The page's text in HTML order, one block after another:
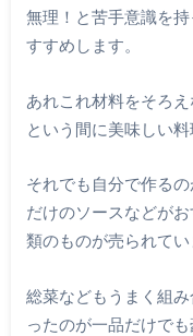
無理！と苦手意識を
すすめします。
あれこれ材料をそろ
という間に美味しい料
それでも自分で作る
だけのソースなどが
類のものが売られてい
総菜などもうまく組
ったのが一品だけで